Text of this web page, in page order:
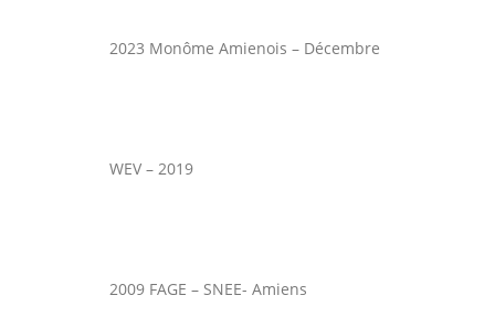
2023 Monôme Amienois – Décembre
WEV – 2019
2009 FAGE – SNEE- Amiens